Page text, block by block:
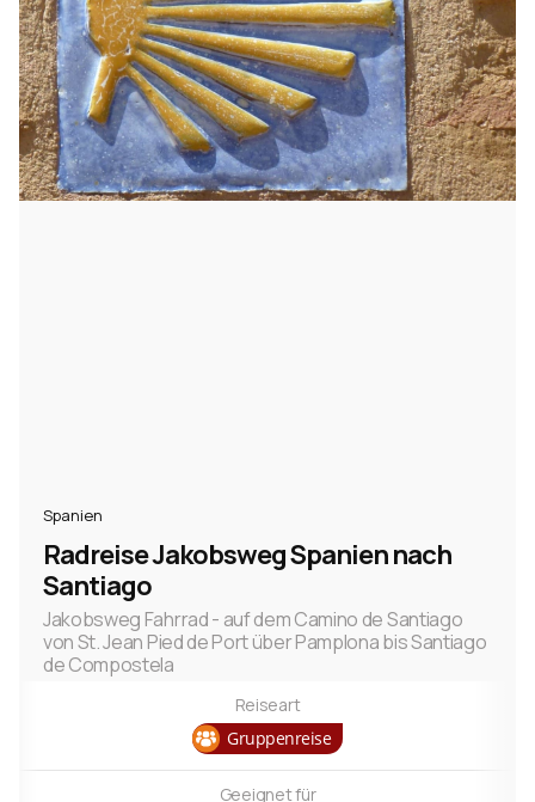
Spanien
Radreise Jakobsweg Spanien nach
Santiago
Jakobsweg Fahrrad - auf dem Camino de Santiago
von St. Jean Pied de Port über Pamplona bis Santiago
de Compostela
Reiseart
Gruppenreise
Geeignet für